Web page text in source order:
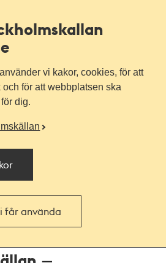
vi kakor, cookies, för att
för att webbplatsen ska
dig.
får använda